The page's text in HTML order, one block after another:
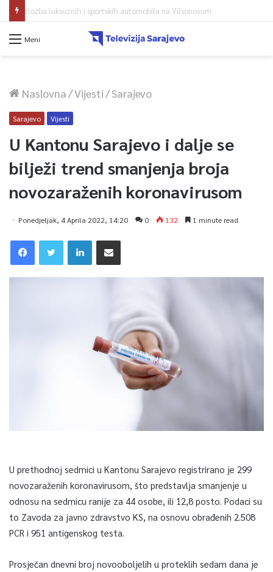
Meni
Naslovna/Vijesti/Sarajevo
Sarajevo Vijesti
U Kantonu Sarajevo i dalje se
bilježi trend smanjenja broja
novozaraženih koronavirusom
Ponedjeljak, 4 Aprila 2022, 14:20 0 132 1 minute read
U prethodnoj sedmici u Kantonu Sarajevo registrirano je 299
novozaraženih koronavirusom, što predstavlja smanjenje u
odnosu na sedmicu ranije za 44 osobe, ili 12,8 posto. Podaci su
to Zavoda za javno zdravstvo KS, na osnovu obrađenih 2.508
PCR i 951 antigenskog testa.
Prosječan dnevni broj novooboljelih u proteklih sedam dana je